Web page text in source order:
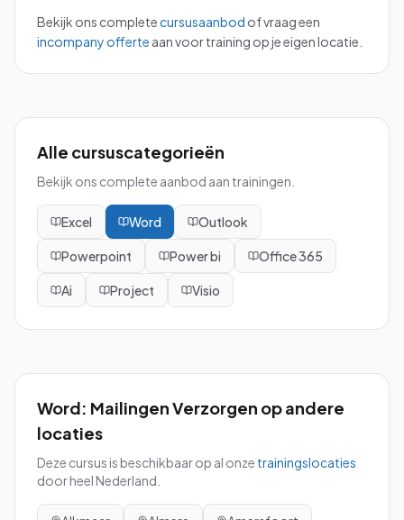
Bekijk ons completecursusaanbod of vraag een
incompany offerte aan voor training op je eigen locatie.
Alle cursuscategorieën
Bekijk ons complete aanbod aan trainingen.
Excel Word Outlook
Powerpoint Power bi Office 365
Ai Project Visio
Word: Mailingen Verzorgen op andere
locaties
Deze cursus is beschikbaar op al onze trainingslocaties
door heel Nederland.